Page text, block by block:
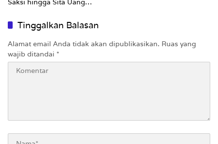
Saksi hingga Sita Uang
Tinggalkan Balasan
Alamat email Anda tidak akan dipublikasikan. Ruas yang
wajib ditandai *